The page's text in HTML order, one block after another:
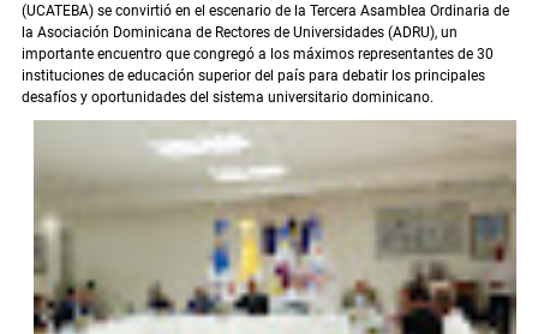
(UCATEBA) se convirtió en el escenario de la Tercera Asamblea Ordinaria de
la Asociación Dominicana de Rectores de Universidades (ADRU), un
importante encuentro que congregó a los máximos representantes de 30
instituciones de educación superior del país para debatir los principales
desafíos y oportunidades del sistema universitario dominicano.